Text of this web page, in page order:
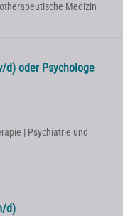
Medizin
d) oder Psychologe
| Psychiatrie und
d)